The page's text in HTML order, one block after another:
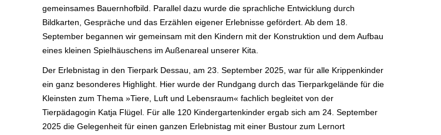
gemeinsames Bauernhofbild. Parallel dazu wurde die sprachliche Entwicklung durch
Bildkarten, Gespräche und das Erzählen eigener Erlebnisse gefördert. Ab dem 18.
September begannen wir gemeinsam mit den Kindern mit der Konstruktion und dem Aufbau
eines kleinen Spielhäuschens im Außenareal unserer Kita.
Der Erlebnistag in den Tierpark Dessau, am 23. September 2025, war für alle Krippenkinder
ein ganz besonderes Highlight. Hier wurde der Rundgang durch das Tierparkgelände für die
Kleinsten zum Thema »Tiere, Luft und Lebensraum« fachlich begleitet von der
Tierpädagogin Katja Flügel. Für alle 120 Kindergartenkinder ergab sich am 24. September
2025 die Gelegenheit für einen ganzen Erlebnistag mit einer Bustour zum Lernort